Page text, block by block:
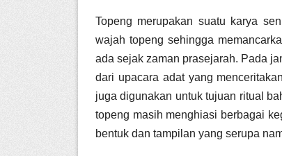
Topeng merupakan suatu karya
wajah topeng sehingga
ada sejak zaman prasejarah. Pada
dari upacara adat yang
juga digunakan untuk tujuan ritual
topeng masih menghiasi berbagai
bentuk dan tampilan yang serupa